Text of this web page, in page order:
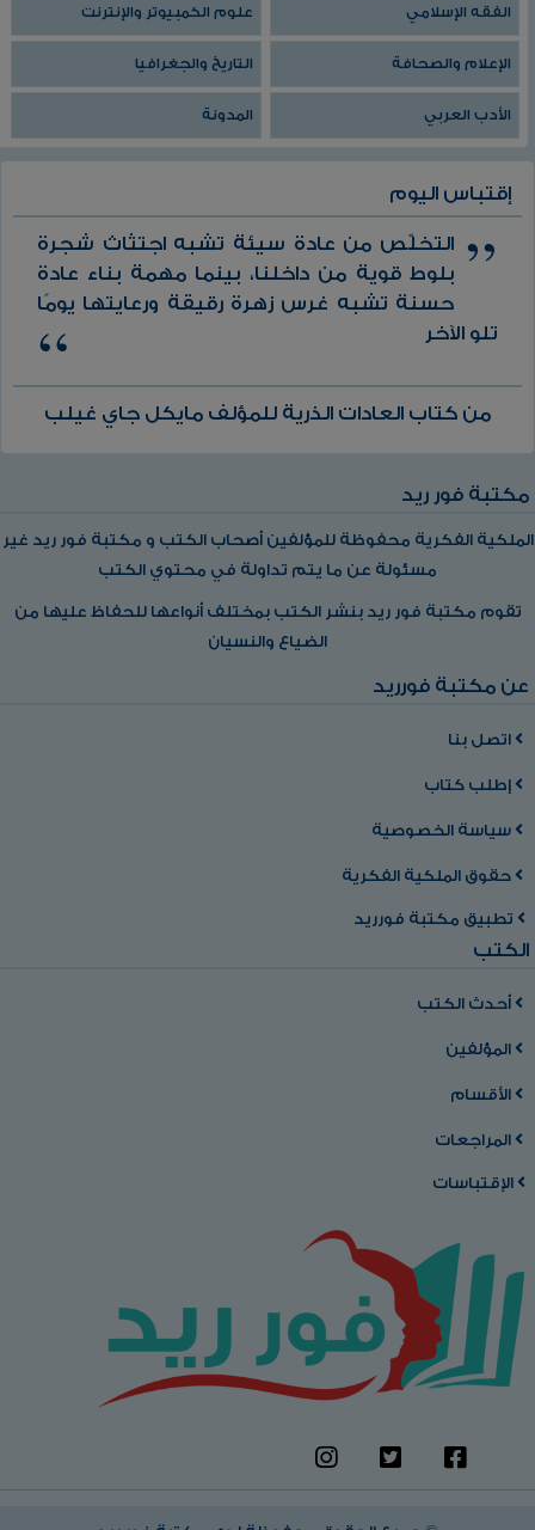
الفقه الإسلامي علوم الكمبيوتر والإنترنت
الإعلام والصحافة التاريخ والجغرافيا
الأدب العربي المدونة
إقتباس اليوم
التخلّص من عادة سيئة تشبه اجتثاث شجرة
بلوط قوية من داخلنا، بينما مهمة بناء عادة
حسنة تشبه غرس زهرة رقيقة ورعايتها يومًا
تلو الآخر
من كتاب العادات الذرية للمؤلف مايكل جاي غيلب
مكتبة فور ريد
الملكية الفكرية محفوظة للمؤلفين أصحاب الكتب و مكتبة فور ريد غير
مسئولة عن ما يتم تداولة في محتوي الكتب
تقوم مكتبة فور ريد بنشر الكتب بمختلف أنواعها للحفاظ عليها من
الضياع والنسيان
عن مكتبة فورريد
اتصل بنا
إطلب كتاب
سياسة الخصوصية
حقوق الملكية الفكرية
تطبيق مكتبة فورريد
الكتب
أحدث الكتب
المؤلفين
الأقسام
المراجعات
الإقتباسات